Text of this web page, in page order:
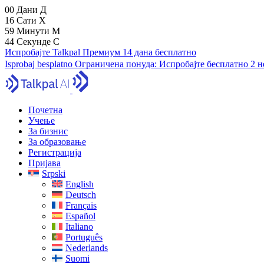
00 Дани Д
16 Сати Х
59 Минути М
43 Секунде С
Испробајте Talkpal Премиум 14 дана бесплатно
Isprobaj besplatno Ограничена понуда: Испробајте бесплатно 2
Почетна
Учење
За бизнис
За образовање
Регистрација
Пријава
Srpski
English
Deutsch
Français
Español
Italiano
Português
Nederlands
Suomi